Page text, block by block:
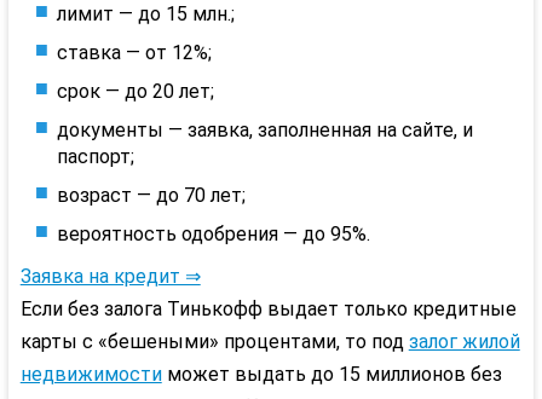
лимит — до 15 млн.;
ставка — от 12%;
срок — до 20 лет;
документы — заявка, заполненная на сайте, и
паспорт;
возраст — до 70 лет;
вероятность одобрения — до 95%.
Заявка на кредит ⇒
Если без залога Тинькофф выдает только кредитные
карты с «бешеными» процентами, то под залог жилой
недвижимостиможет выдать до 15 миллионов без